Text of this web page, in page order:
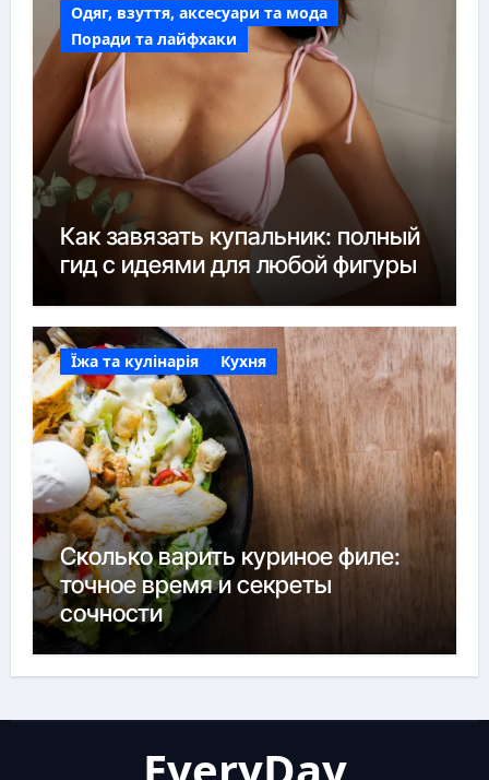
Одяг, взуття, аксесуари та мода
Поради та лайфхаки
Как завязать купальник: полный
гид с идеями для любой фигуры
Їжа та кулінарія Кухня
Сколько варить куриное филе:
точное время и секреты
сочности